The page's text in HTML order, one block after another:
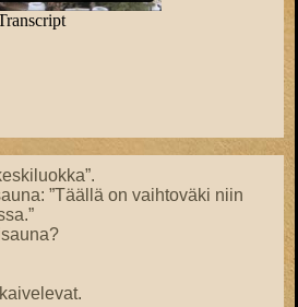
”Täällä on vaihtoväki niin